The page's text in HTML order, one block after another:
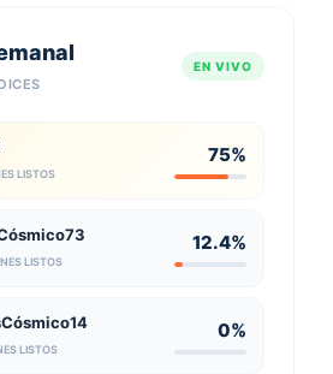
EN VIVO
LISTOS
75%
LISTOS
12.4%
LISTOS
0%